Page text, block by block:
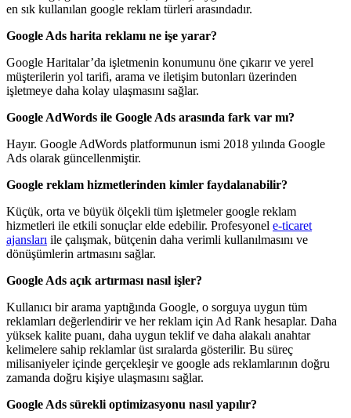
en sık kullanılan google reklam türleri arasındadır.
Google Ads harita reklamı ne işe yarar?
Google Haritalar’da işletmenin konumunu öne çıkarır ve yerel
müşterilerin yol tarifi, arama ve iletişim butonları üzerinden
işletmeye daha kolay ulaşmasını sağlar.
Google AdWords ile Google Ads arasında fark var mı?
Hayır. Google AdWords platformunun ismi 2018 yılında Google
Ads olarak güncellenmiştir.
Google reklam hizmetlerinden kimler faydalanabilir?
Küçük, orta ve büyük ölçekli tüm işletmeler google reklam
hizmetleri ile etkili sonuçlar elde edebilir. Profesyonel e-ticaret
ajansları ile çalışmak, bütçenin daha verimli kullanılmasını ve
dönüşümlerin artmasını sağlar.
Google Ads açık artırması nasıl işler?
Kullanıcı bir arama yaptığında Google, o sorguya uygun tüm
reklamları değerlendirir ve her reklam için Ad Rank hesaplar. Daha
yüksek kalite puanı, daha uygun teklif ve daha alakalı anahtar
kelimelere sahip reklamlar üst sıralarda gösterilir. Bu süreç
milisaniyeler içinde gerçekleşir ve google ads reklamlarının doğru
zamanda doğru kişiye ulaşmasını sağlar.
Google Ads sürekli optimizasyonu nasıl yapılır?